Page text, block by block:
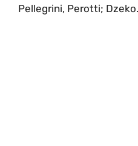
Pellegrini, Perotti;